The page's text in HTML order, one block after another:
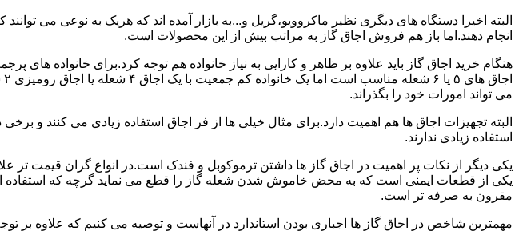
البته اخیرا دستگاه های دیگری نظیر ماکروویو،گریل و...به بازار آمده اند که هریک به نوعی می توانند
انجام دهند.اما باز هم فروش اجاق گاز به مراتب بیش از این محصولات است.
هنگام خرید اجاق گاز باید علاوه بر ظاهر و کارایی به نیاز خانواده هم توجه کرد.برای خانواده های
می تواند امورات خود را بگذراند.
البته تجهیزات اجاق ها هم اهمیت دارد.برای مثال خیلی ها از فر اجاق استفاده زیادی می کنند و برخی
استفاده زیادی ندارند.
یکی دیگر از نکات پر اهمیت در اجاق گاز ها داشتن ترموکوبل و فندک است.در انواع گران قیمت تر
یکی از قطعات ایمنی است که به محض خاموش شدن شعله گاز را قطع می نماید گرچه که استفاده
مقرون به صرفه تر است.
مهمترین شاخص در اجاق گاز ها اجباری بودن استاندارد در آنهاست و توصیه می کنیم که علاوه بر